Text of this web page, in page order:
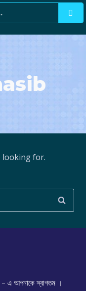
looking for.
এ আপনাকে স্বাগতম ।